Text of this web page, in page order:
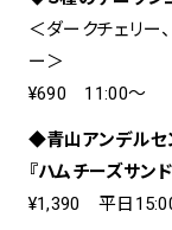
＜ダークチェリー
ー＞
¥690 11:00〜
◆青山アンデルセ
『ハムチーズサンド
¥1,390 平日